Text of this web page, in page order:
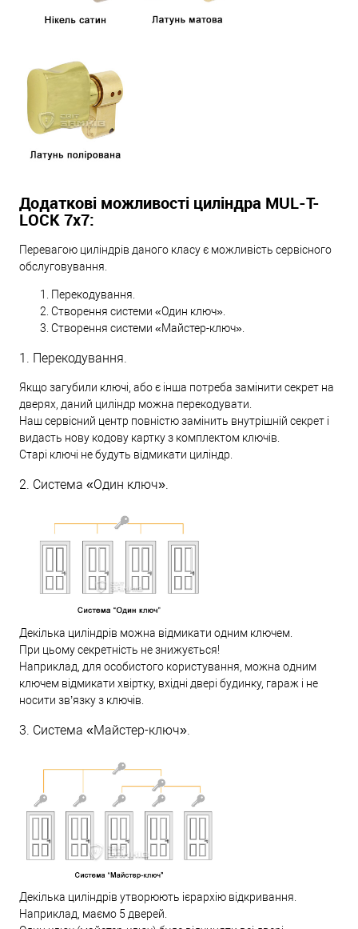
Додаткові можливості циліндра MUL-T-
LOCK 7х7:
Перевагою циліндрів даного класу є можливість сервісного
обслуговування.
Перекодування.
Створення системи «Один ключ».
Створення системи «Майстер-ключ».
1. Перекодування.
Якщо загубили ключі, або є інша потреба замінити секрет на
дверях, даний циліндр можна перекодувати.
Наш сервісний центр повністю замінить внутрішній секрет і
видасть нову кодову картку з комплектом ключів.
Старі ключі не будуть відмикати циліндр.
2. Система «Один ключ».
Декілька циліндрів можна відмикати одним ключем.
При цьому секретність не знижується!
Наприклад, для особистого користування, можна одним
ключем відмикати хвіртку, вхідні двері будинку, гараж і не
носити зв’язку з ключів.
3. Система «Майстер-ключ».
Декілька циліндрів утворюють ієрархію відкривання.
Наприклад, маємо 5 дверей.